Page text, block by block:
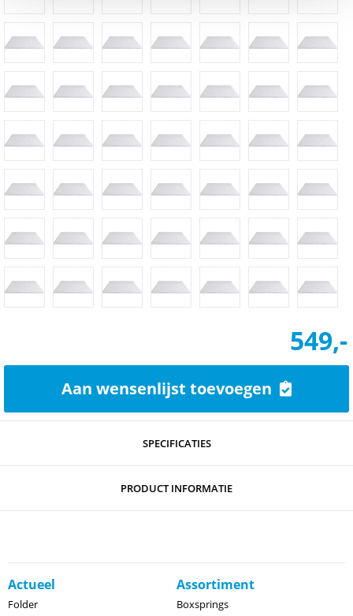
549,-
Aan wensenlijst toevoegen
SPECIFICATIES
PRODUCT INFORMATIE
Actueel
Folder
Assortiment
Boxsprings